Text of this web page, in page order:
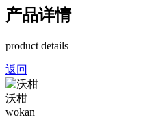
产品详情
product details
返回
沃柑
wokan